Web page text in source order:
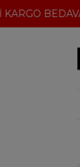
BEDAVA